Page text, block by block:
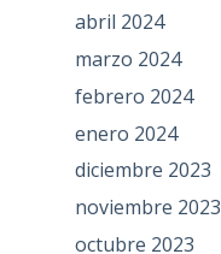
abril 2024
marzo 2024
febrero 2024
enero 2024
diciembre 2023
noviembre 2023
octubre 2023